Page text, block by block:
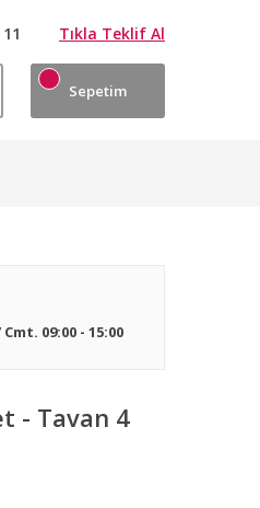
Tıkla Teklif Al
Sepetim
09:00 - 15:00
- Tavan 4